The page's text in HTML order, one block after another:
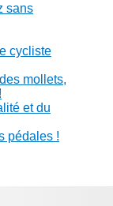
sans
cycliste
mollets,
et du
pédales !